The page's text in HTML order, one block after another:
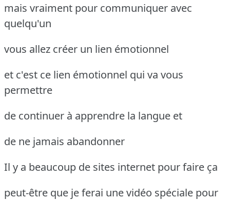
mais vraiment pour communiquer avec
quelqu'un
vous allez créer un lien émotionnel
et c'est ce lien émotionnel qui va vous
permettre
de continuer à apprendre la langue et
de ne jamais abandonner
Il y a beaucoup de sites internet pour faire ça
peut-être que je ferai une vidéo spéciale pour